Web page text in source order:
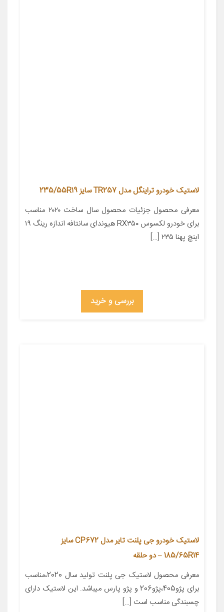
لاستیک خودرو تراینگل مدل TR257 سایز 235/55R19
معرفی محصول جزئیات محصول سال ساخت ۲۰۲۰ مناسب
برای خودرو لکسوس RX۳۵۰ هیوندای سانتافه اندازه رینگ ۱۹
اینچ پهنا ۲۳۵ […]
بررسی و خرید
لاستیک خودرو جی پلنت تایر مدل CP672 سایز
185/65R14 – دو حلقه
معرفی محصول لاستیک جی پلنت تولید سال 2020،مناسب
برای پژو405،پژو206 و پژو پارس میباشد. این لاستیک دارای
چسبندگی مناسب است […]